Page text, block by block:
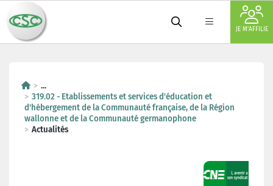
JE M'AFFILIE
...
319.02 - Etablissements et services d'éducation et
d'hébergement de la Communauté française, de la Région
wallonne et de la Communauté germanophone
Actualités